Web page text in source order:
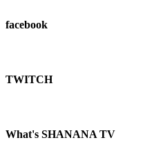
facebook
TWITCH​
What's SHANANA TV